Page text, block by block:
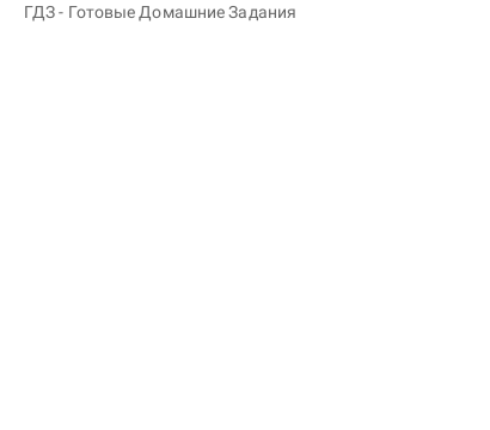
ГДЗ - Готовые Домашние Задания